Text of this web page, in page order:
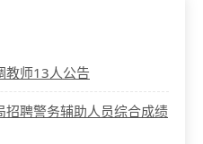
教师13人公告
聘警务辅助人员综合成绩